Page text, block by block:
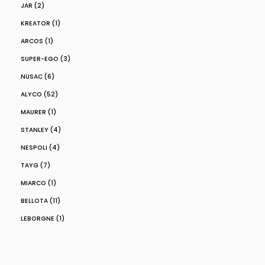
JAR (2)
KREATOR (1)
ARCOS (1)
SUPER-EGO (3)
NUSAC (6)
ALYCO (52)
MAURER (1)
STANLEY (4)
NESPOLI (4)
TAYG (7)
MIARCO (1)
BELLOTA (11)
LEBORGNE (1)